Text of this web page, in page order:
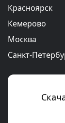
Красноярск
Кемерово
Москва
Санкт-